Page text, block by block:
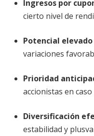
Ingresos por
cierto nivel de
Potencial
variaciones
Prioridad
accionistas en
Diversificación
estabilidad y